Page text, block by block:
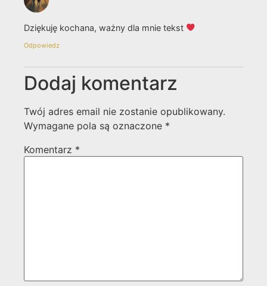
Dziękuję kochana, ważny dla mnie tekst
Odpowiedz
Dodaj komentarz
Twój adres email nie zostanie opublikowany.
Wymagane pola są oznaczone *
Komentarz *